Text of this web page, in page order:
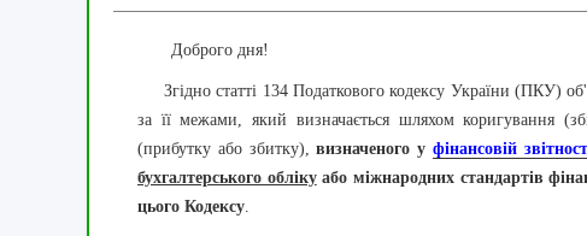
Доброго дня!
Згідно статті 134 Податкового кодексу України (ПКУ)
за її межами, який визначається шляхом коригування
(прибутку або збитку),
визначеного у фінансовій
бухгалтерського облікуабо міжнародних стандартів
цього Кодексу